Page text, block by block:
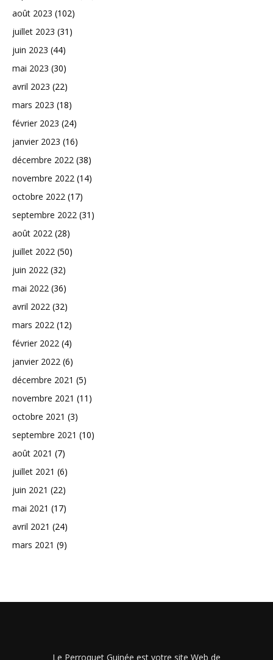
août 2023 (102)
juillet 2023 (31)
juin 2023 (44)
mai 2023 (30)
avril 2023 (22)
mars 2023 (18)
février 2023 (24)
janvier 2023 (16)
décembre 2022 (38)
novembre 2022 (14)
octobre 2022 (17)
septembre 2022 (31)
août 2022 (28)
juillet 2022 (50)
juin 2022 (32)
mai 2022 (36)
avril 2022 (32)
mars 2022 (12)
février 2022 (4)
janvier 2022 (6)
décembre 2021 (5)
novembre 2021 (11)
octobre 2021 (3)
septembre 2021 (10)
août 2021 (7)
juillet 2021 (6)
juin 2021 (22)
mai 2021 (17)
avril 2021 (24)
mars 2021 (9)
Le Perroquet Guinée est votre site Web de